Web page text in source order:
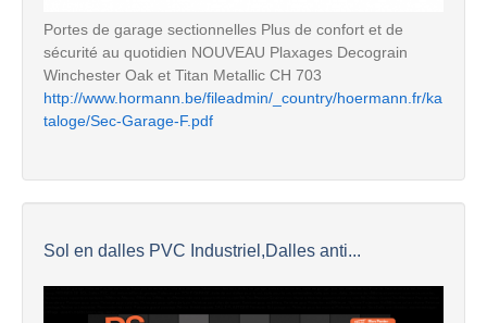
Portes de garage sectionnelles Plus de confort et de
sécurité au quotidien NOUVEAU Plaxages Decograin
Winchester Oak et Titan Metallic CH 703
http://www.hormann.be/fileadmin/_country/hoermann.fr/ka
taloge/Sec-Garage-F.pdf
Sol en dalles PVC Industriel,Dalles anti...